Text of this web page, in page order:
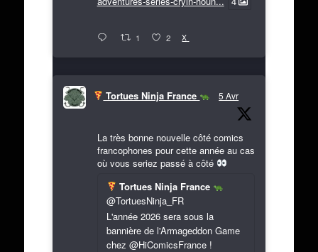
1 2 X
Tortues Ninja France 5 Avr
La très bonne nouvelle côté comics
francophones pour cette année au cas
où vous seriez passé à côté
Tortues Ninja France
@TortuesNinja_FR
L'année 2026 sera sous la
bannière de l'Armageddon Game
chez @HiComicsFrance !